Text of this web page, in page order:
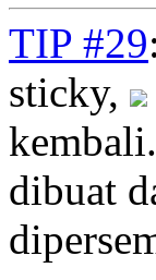
TIP #29
sticky,
dibuat